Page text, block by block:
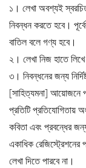
১। লেখা অবশ্যই
নিবন্ধন করতে হবে।
বাতিল বলে গণ্য হবে।
২। লেখা নিজ হাতে লিখে
৩। নিবন্ধনের জন্য
[সাহিত্যমনা] আয়োজনে
প্রতিটি প্রতিযোগিতায়
কবিতা এবং প্রবন্ধের
একাধিক রেজিস্ট্রেশনের
লেখা দিতে পারবে না।